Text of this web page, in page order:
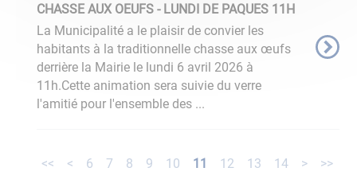
CHASSE AUX OEUFS - LUNDI DE PAQUES 11H
La Municipalité a le plaisir de convier les
habitants à la traditionnelle chasse aux œufs
derrière la Mairie le lundi 6 avril 2026 à
11h.Cette animation sera suivie du verre
l'amitié pour l'ensemble des ...
<< < 6 7 8 9 10 11 12 13 14 > >>